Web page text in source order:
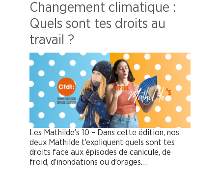
Changement climatique :
Quels sont tes droits au
travail ?
Les Mathilde’s 10 – Dans cette édition, nos
deux Mathilde t’expliquent quels sont tes
droits face aux épisodes de canicule, de
froid, d’inondations ou d’orages.…